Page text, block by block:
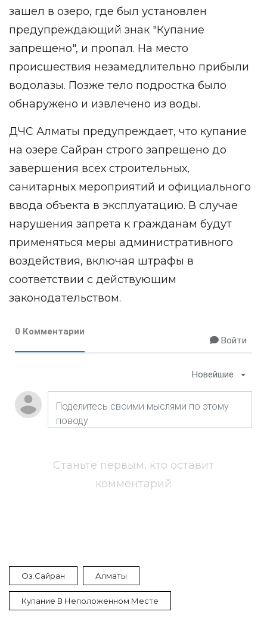
зашел в озеро, где был установлен
предупреждающий знак "Купание
запрещено", и пропал. На место
происшествия незамедлительно прибыли
водолазы. Позже тело подростка было
обнаружено и извлечено из воды.
ДЧС Алматы предупреждает, что купание
на озере Сайран строго запрещено до
завершения всех строительных,
санитарных мероприятий и официального
ввода объекта в эксплуатацию. В случае
нарушения запрета к гражданам будут
применяться меры административного
воздействия, включая штрафы в
соответствии с действующим
законодательством.
0 Комментарии
Войти
Новейшие
Станьте первым, кто оставит
комментарий
Оз.Сайран Алматы
Купание В Неположенном Месте